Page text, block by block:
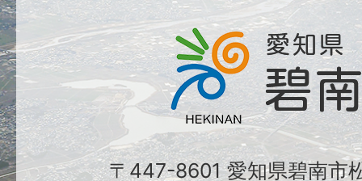
〒447-8601 愛知県碧南市